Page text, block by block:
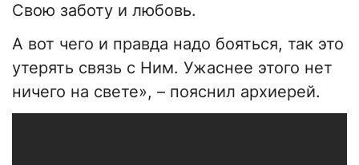
Свою заботу и любовь.
А вот чего и правда надо бояться, так это
утерять связь с Ним. Ужаснее этого нет
ничего на свете», – пояснил архиерей.